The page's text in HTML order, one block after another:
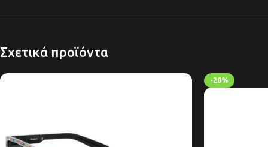
Σχετικά προϊόντα
-20%